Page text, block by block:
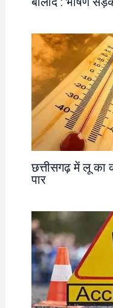
छत्तीसगढ़ में लू का
पार